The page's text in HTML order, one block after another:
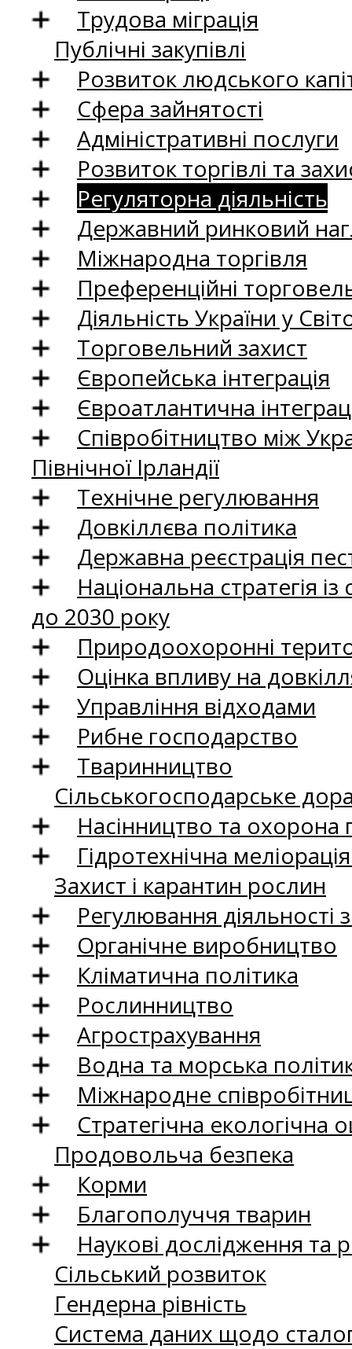
Трудова міграція
Публічні закупівлі
Розвиток людського
Сфера зайнятості
Адміністративні послуги
Розвиток торгівлі та
Регуляторна діяльність
Державний ринковий
Міжнародна торгівля
Преференційні
Діяльність України у
Торговельний захист
Європейська інтеграція
Євроатлантична
Співробітництво між
Північної Ірландії
Технічне регулювання
Довкіллєва політика
Державна реєстрація
Національна стратегія
до 2030 року
Природоохоронні
Оцінка впливу на
Управління відходами
Рибне господарство
Тваринництво
Сільськогосподарське
Насінництво та
Гідротехнічна
Захист і карантин рослин
Регулювання
Органічне виробництво
Кліматична політика
Рослинництво
Агрострахування
Водна та морська
Міжнародне
Стратегічна екологічна
Продовольча безпека
Корми
Благополуччя тварин
Наукові дослідження та
Сільський розвиток
Гендерна рівність
Система даних щодо